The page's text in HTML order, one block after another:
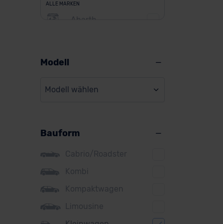
ALLE MARKEN
Abarth
BMW
Citroen
Cupra
DS
Dacia
Fiat
Modell
Modell wählen
Bauform
Cabrio/Roadster
Kombi
Kompaktwagen
Limousine